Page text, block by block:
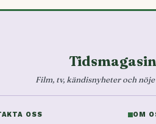
Film, tv, kändisnyheter och
OSS OM